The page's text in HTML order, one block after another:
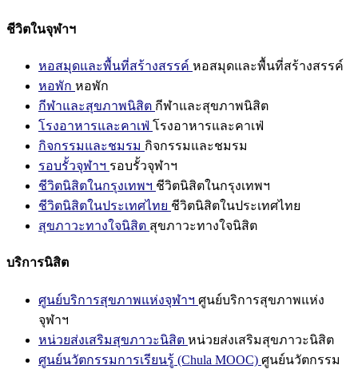
ชีวิตในจุฬาฯ
หอสมุดและพื้นที่สร้างสรรค์ หอสมุดและพื้นที่สร้างสรรค์
หอพัก หอพัก
กีฬาและสุขภาพนิสิต กีฬาและสุขภาพนิสิต
โรงอาหารและคาเฟ่ โรงอาหารและคาเฟ่
กิจกรรมและชมรม กิจกรรมและชมรม
รอบรั้วจุฬาฯ รอบรั้วจุฬาฯ
ชีวิตนิสิตในกรุงเทพฯ ชีวิตนิสิตในกรุงเทพฯ
ชีวิตนิสิตในประเทศไทย ชีวิตนิสิตในประเทศไทย
สุขภาวะทางใจนิสิต สุขภาวะทางใจนิสิต
บริการนิสิต
ศูนย์บริการสุขภาพแห่งจุฬาฯ ศูนย์บริการสุขภาพแห่ง
จุฬาฯ
หน่วยส่งเสริมสุขภาวะนิสิต หน่วยส่งเสริมสุขภาวะนิสิต
ศูนย์นวัตกรรมการเรียนรู้ (Chula MOOC) ศูนย์นวัตกรรม